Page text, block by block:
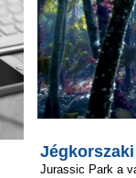
Jurassic Park a